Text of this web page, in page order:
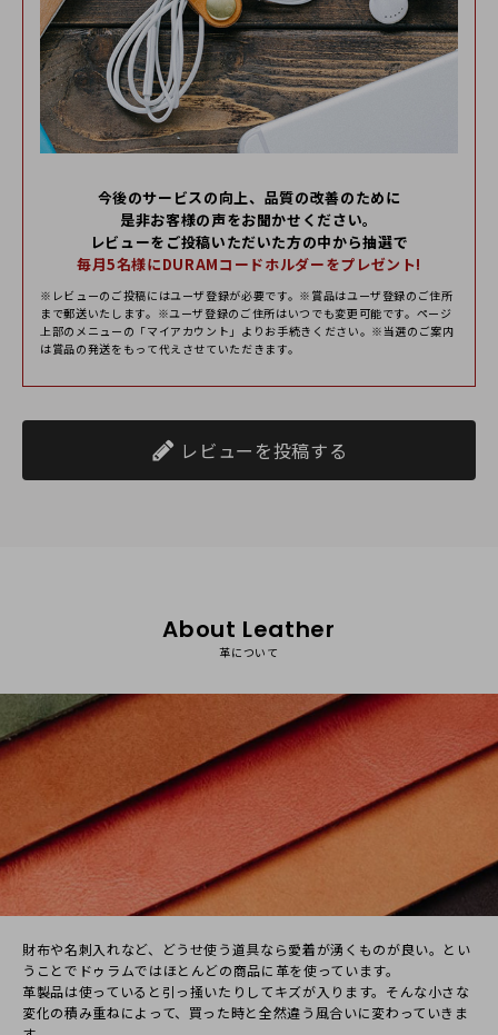
今後のサービスの向上、品質の改善のために
是⾮お客様の声をお聞かせください。
レビューをご投稿いただいた⽅の中から抽選で
毎⽉5名様にDURAMコードホルダーをプレゼント!
※レビューのご投稿にはユーザ登録が必要です。※賞品はユーザ登録のご住所
まで郵送いたします。※ユーザ登録のご住所はいつでも変更可能です。ページ
上部のメニューの「マイアカウント」よりお⼿続きください。※当選のご案内
は賞品の発送をもって代えさせていただきます。
レビューを投稿する
About Leather
革について
財布や名刺⼊れなど、どうせ使う道具なら愛着が湧くものが良い。とい
うことでドゥラムではほとんどの商品に⾰を使っています。
⾰製品は使っていると引っ掻いたりしてキズが⼊ります。そんな⼩さな
変化の積み重ねによって、買った時と全然違う⾵合いに変わっていきま